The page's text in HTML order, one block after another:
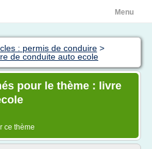
Menu
: permis de conduire >
de conduite auto ecole
pour le thème : livre
ce thème